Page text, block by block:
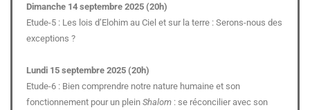
Dimanche 14 septembre 2025 (20h)
Etude-5 : Les lois d’Elohim au Ciel et sur la terre : Serons-nous des
exceptions ?
Lundi 15 septembre 2025 (20h)
Etude-6 : Bien comprendre notre nature humaine et son
fonctionnement pour un plein Shalom : se réconcilier avec son